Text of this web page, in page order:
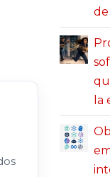
de
la